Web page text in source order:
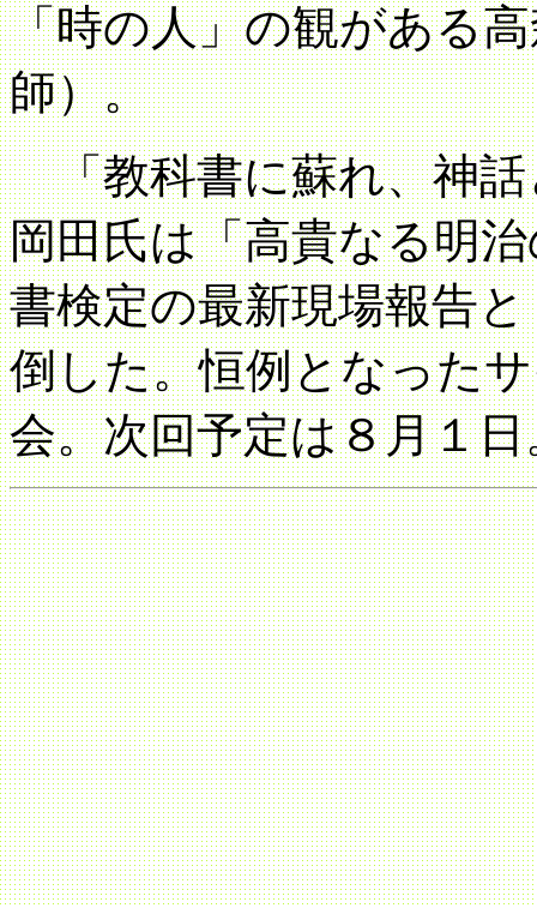
「時の人」の観がある
師）。
「教科書に蘇れ、神話
岡田氏は「高貴なる明
書検定の最新現場報告
倒した。恒例となった
会。次回予定は８月１日